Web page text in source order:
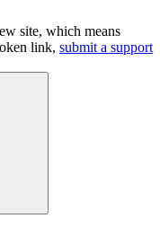
site, which means
link, submit a support